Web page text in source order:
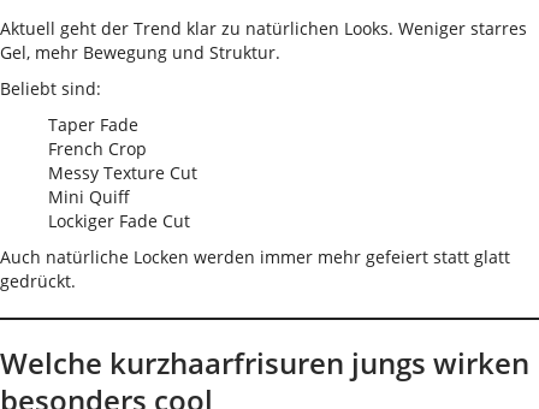
Aktuell geht der Trend klar zu natürlichen Looks. Weniger starres
Gel, mehr Bewegung und Struktur.
Beliebt sind:
Taper Fade
French Crop
Messy Texture Cut
Mini Quiff
Lockiger Fade Cut
Auch natürliche Locken werden immer mehr gefeiert statt glatt
gedrückt.
Welche kurzhaarfrisuren jungs wirken
besonders cool